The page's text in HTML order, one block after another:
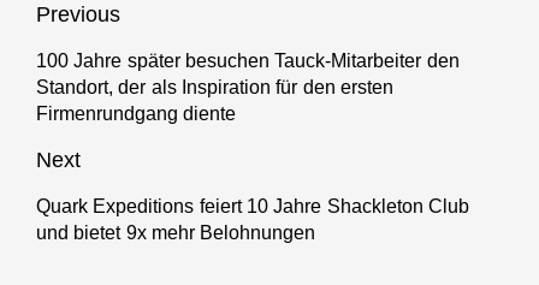
Beitragsnavigation
Previous
Previous
post:
100 Jahre später besuchen Tauck-Mitarbeiter den
Standort, der als Inspiration für den ersten
Firmenrundgang diente
Next
Next
post:
Quark Expeditions feiert 10 Jahre Shackleton Club
und bietet 9x mehr Belohnungen